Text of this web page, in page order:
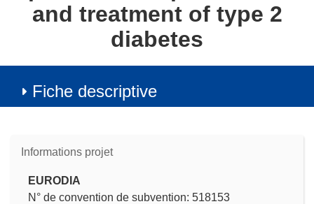
and treatment of type 2
diabetes
Fiche descriptive
Informations projet
EURODIA
N° de convention de subvention: 518153